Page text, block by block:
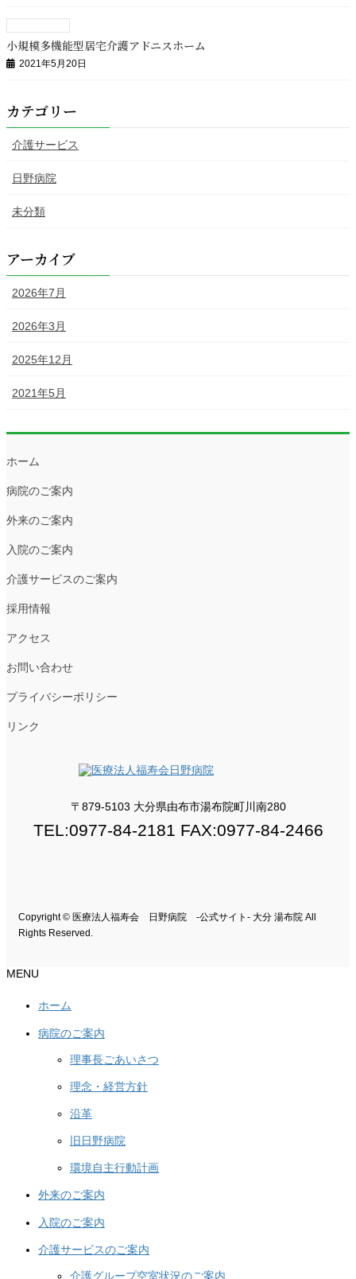
小規模多機能型居宅介護アドニスホーム
2021年5月20日
カテゴリー
介護サービス
日野病院
未分類
アーカイブ
2026年7月
2026年3月
2025年12月
2021年5月
ホーム
病院のご案内
外来のご案内
入院のご案内
介護サービスのご案内
採用情報
アクセス
お問い合わせ
プライバシーポリシー
リンク
〒879-5103 大分県由布市湯布院町川南280
TEL:0977-84-2181 FAX:0977-84-2466
Copyright © 医療法人福寿会 日野病院 -公式サイト- 大分 湯布院 All
Rights Reserved.
MENU
ホーム
病院のご案内
理事長ごあいさつ
理念・経営方針
沿革
旧日野病院
環境自主行動計画
外来のご案内
入院のご案内
介護サービスのご案内
介護グループ空室状況のご案内